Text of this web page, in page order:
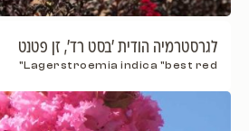
לגרסטרמיה הודית 'בסט רד', זן פטנט
Lagerstroemia indica "best red"